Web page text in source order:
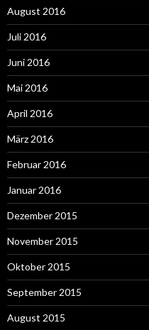
August 2016
Juli 2016
Juni 2016
Mai 2016
April 2016
März 2016
Februar 2016
Januar 2016
Dezember 2015
November 2015
Oktober 2015
September 2015
August 2015